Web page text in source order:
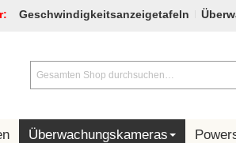
Geschwindigkeitsanzeigetafeln
Überwachungskameras